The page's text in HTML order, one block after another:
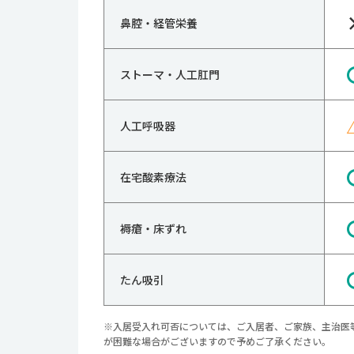
鼻腔・経管栄養
ストーマ・人工肛門
人工呼吸器
在宅酸素療法
褥瘡・床ずれ
たん吸引
※入居受入れ可否については、ご入居者、ご家族、主治
が困難な場合がございますので予めご了承ください。